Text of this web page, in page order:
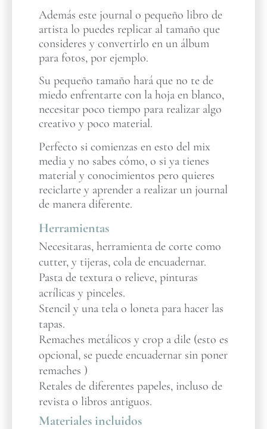
Además este journal o pequeño libro de
artista lo puedes replicar al tamaño que
consideres y convertirlo en un álbum
para fotos, por ejemplo.
Su pequeño tamaño hará que no te de
miedo enfrentarte con la hoja en blanco,
necesitar poco tiempo para realizar algo
creativo y poco material.
Perfecto si comienzas en esto del mix
media y no sabes cómo, o si ya tienes
material y conocimientos pero quieres
reciclarte y aprender a realizar un journal
de manera diferente.
Herramientas
Necesitaras, herramienta de corte como
cutter, y tijeras, cola de encuadernar.
Pasta de textura o relieve, pinturas
acrílicas y pinceles.
Stencil y una tela o loneta para hacer las
tapas.
Remaches metálicos y crop a dile (esto es
opcional, se puede encuadernar sin poner
remaches )
Retales de diferentes papeles, incluso de
revista o libros antiguos.
Materiales incluidos